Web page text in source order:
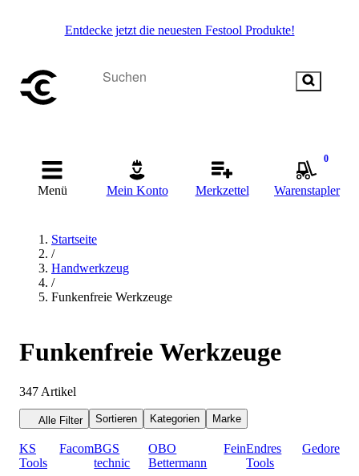
Entdecke jetzt die neuesten Festool Produkte!
Menü Mein Konto Merkzettel
0
Warenstapler
Startseite
/
Handwerkzeug
/
Funkenfreie Werkzeuge
Funkenfreie Werkzeuge
347 Artikel
Alle Filter Sortieren Kategorien Marke
KS
Tools
FacomBGS
technic
OBO
Bettermann
FeinEndres
Tools
Gedore